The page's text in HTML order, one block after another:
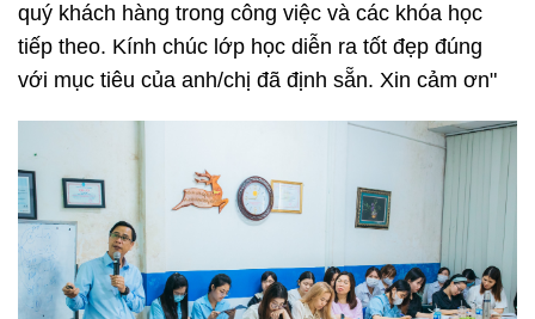
quý khách hàng trong công việc và các khóa học
tiếp theo. Kính chúc lớp học diễn ra tốt đẹp đúng
với mục tiêu của anh/chị đã định sẵn. Xin cảm ơn"